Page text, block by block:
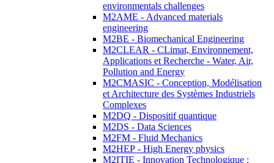
environmentals challenges
M2AME - Advanced materials
engineering
M2BE - Biomechanical Engineering
M2CLEAR - CLimat, Environnement,
Applications et Recherche - Water, Air,
Pollution and Energy
M2CMASIC - Conception, Modélisation
et Architecture des Systèmes Industriels
Complexes
M2DQ - Dispositif quantique
M2DS - Data Sciences
M2FM - Fluid Mechanics
M2HEP - High Energy physics
M2ITIE - Innovation Technologique :